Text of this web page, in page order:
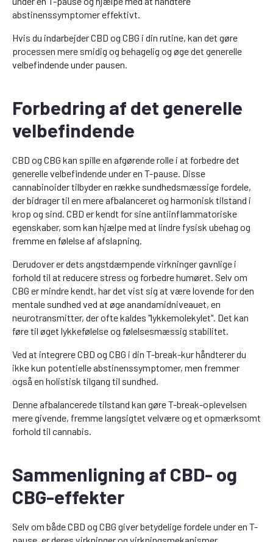
abstinenssymptomer effektivt.
Hvis du indarbejder CBD og CBG i din rutine, kan det gøre
processen mere smidig og behagelig og øge det generelle
velbefindende under pausen.
Forbedring af det generelle
velbefindende
CBD og CBG kan spille en afgørende rolle i at forbedre det
generelle velbefindende under en T-pause. Disse
cannabinoider tilbyder en række sundhedsmæssige fordele,
der bidrager til en mere afbalanceret og harmonisk tilstand i
krop og sind. CBD er kendt for sine antiinflammatoriske
egenskaber, som kan hjælpe med at lindre fysisk ubehag og
fremme en følelse af afslapning.
Derudover er dets angstdæmpende virkninger gavnlige i
forhold til at reducere stress og forbedre humøret. Selv om
CBG er mindre kendt, har det vist sig at være lovende for den
mentale sundhed ved at øge anandamidniveauet, en
neurotransmitter, der ofte kaldes "lykkemolekylet". Det kan
føre til øget lykkefølelse og følelsesmæssig stabilitet.
Ved at integrere CBD og CBG i din T-break-kur håndterer du
ikke kun potentielle abstinenssymptomer, men fremmer
også en holistisk tilgang til sundhed.
Denne afbalancerede tilstand kan gøre T-break-oplevelsen
mere givende, fremme langsigtet velvære og et opmærksomt
forhold til cannabis.
Sammenligning af CBD- og
CBG-effekter
Selv om både CBD og CBG giver betydelige fordele under en T-